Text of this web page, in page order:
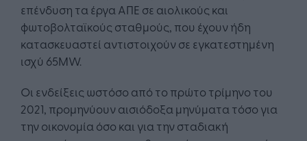
επένδυση τα έργα ΑΠΕ σε αιολικούς και
φωτοβολταϊκούς σταθμούς, που έχουν ήδη
κατασκευαστεί αντιστοιχούν σε εγκατεστημένη
ισχύ 65MW.
Οι ενδείξεις ωστόσο από το πρώτο τρίμηνο του
2021, προμηνύουν αισιόδοξα μηνύματα τόσο για
την οικονομία όσο και για την σταδιακή